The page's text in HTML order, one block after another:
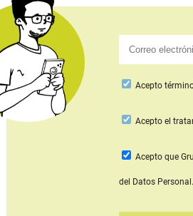
Acepto
Aceptoel
Acepto que
del Datos Personal.